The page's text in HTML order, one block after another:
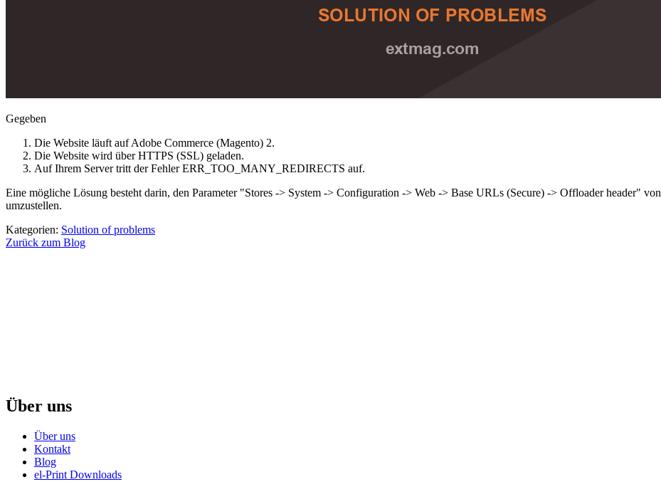
Gegeben
Die Website läuft auf Adobe Commerce (Magento) 2.
Die Website wird über HTTPS (SSL) geladen.
Auf Ihrem Server tritt der Fehler ERR_TOO_MANY_REDIRECTS auf.
Eine mögliche Lösung besteht darin, den Parameter "Stores -> System -> Configuration -> Web -> Base URLs (Secure) -> Offloader header" von
umzustellen.
Kategorien: Solution of problems
Zurück zum Blog
Über uns
Über uns
Kontakt
Blog
el-Print Downloads